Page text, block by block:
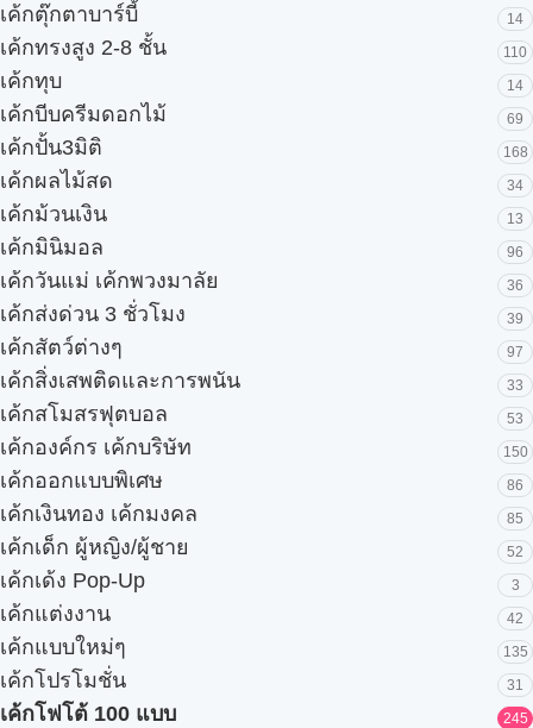
เค้กตุ๊กตาบาร์บี้ 14
เค้กทรงสูง 2-8 ชั้น 110
เค้กทุบ 14
เค้กบีบครีมดอกไม้ 69
เค้กปั้น3มิติ 168
เค้กผลไม้สด 34
เค้กม้วนเงิน 13
เค้กมินิมอล 96
เค้กวันแม่ เค้กพวงมาลัย 36
เค้กส่งด่วน 3 ชั่วโมง 39
เค้กสัตว์ต่างๆ 97
เค้กสิ่งเสพติดและการพนัน 33
เค้กสโมสรฟุตบอล 53
เค้กองค์กร เค้กบริษัท 150
เค้กออกแบบพิเศษ 86
เค้กเงินทอง เค้กมงคล 85
เค้กเด็ก ผู้หญิง/ผู้ชาย 52
เค้กเด้ง Pop-Up 3
เค้กแต่งงาน 42
เค้กแบบใหม่ๆ 135
เค้กโปรโมชั่น 31
เค้กโฟโต้ 100 แบบ 245